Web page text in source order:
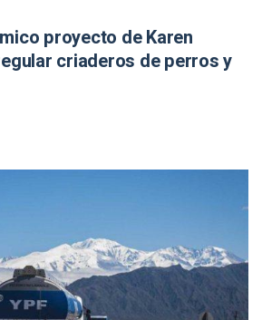
proyecto de Karen
criaderos de perros y